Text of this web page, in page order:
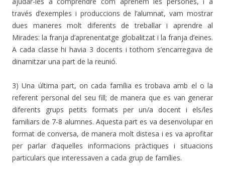
través d’exemples i produccions de l’alumnat, vam mostrar
dues maneres molt diferents de treballar i aprendre al
Mirades: la franja d’aprenentatge globalitzat i la franja d’eines.
A cada classe hi havia 3 docents i tothom s’encarregava de
dinamitzar una part de la reunió.
3) Una última part, on cada família es trobava amb el o la
referent personal del seu fill; de manera que es van generar
diferents grups petits formats per un/a docent i els/les
familiars de 7-8 alumnes. Aquesta part es va desenvolupar en
format de conversa, de manera molt distesa i es va aprofitar
per parlar d’aquelles informacions pràctiques i situacions
particulars que interessaven a cada grup de famílies.